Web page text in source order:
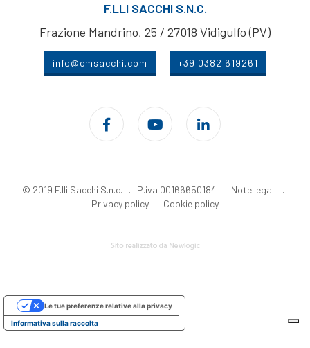
F.LLI SACCHI S.N.C.
Frazione Mandrino, 25 / 27018 Vidigulfo (PV)
info@cmsacchi.com +39 0382 619261
© 2019 F.lli Sacchi S.n.c. . P.iva 00166650184 . Note legali .
Privacy policy . Cookie policy
Informativa sulla raccolta
Le tue preferenze relative alla privacy